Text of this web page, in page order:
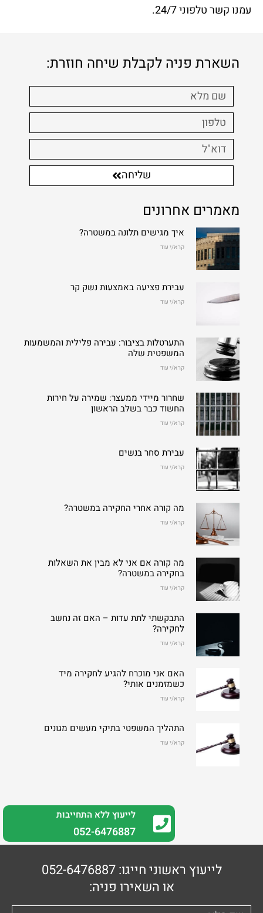
עמנו קשר טלפוני 24/7.
השארת פניה לקבלת שיחה חוזרת:
שליחה
מאמרים אחרונים
איך מגישים תלונה במשטרה?
קרא/י עוד
עבירת פציעה באמצעות נשק קר
קרא/י עוד
התערטלות בציבור: עבירה פלילית והמשמעות
המשפטית שלה
קרא/י עוד
שחרור מיידי ממעצר: שמירה על חירות
החשוד כבר בשלב הראשון
קרא/י עוד
עבירת סחר בנשים
קרא/י עוד
מה קורה אחרי החקירה במשטרה?
קרא/י עוד
מה קורה אם אני לא מבין את השאלות
בחקירה במשטרה?
קרא/י עוד
התבקשתי לתת עדות – האם זה נחשב
לחקירה?
קרא/י עוד
האם אני מוכרח להגיע לחקירה מיד
כשמזמנים אותי?
קרא/י עוד
התהליך המשפטי בתיקי מעשים מגונים
קרא/י עוד
לייעוץ ללא התחייבות
052-6476887
לייעוץ ראשוני חייגו: 052-6476887
או השאירו פניה: